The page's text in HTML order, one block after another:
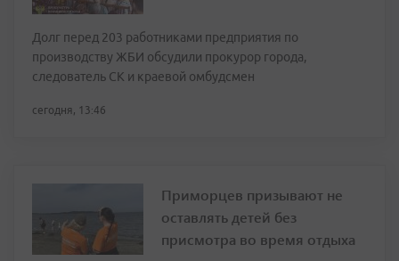
Долг перед 203 работниками предприятия по
производству ЖБИ обсудили прокурор города,
следователь СК и краевой омбудсмен
сегодня, 13:46
Приморцев призывают не
оставлять детей без
присмотра во время отдыха